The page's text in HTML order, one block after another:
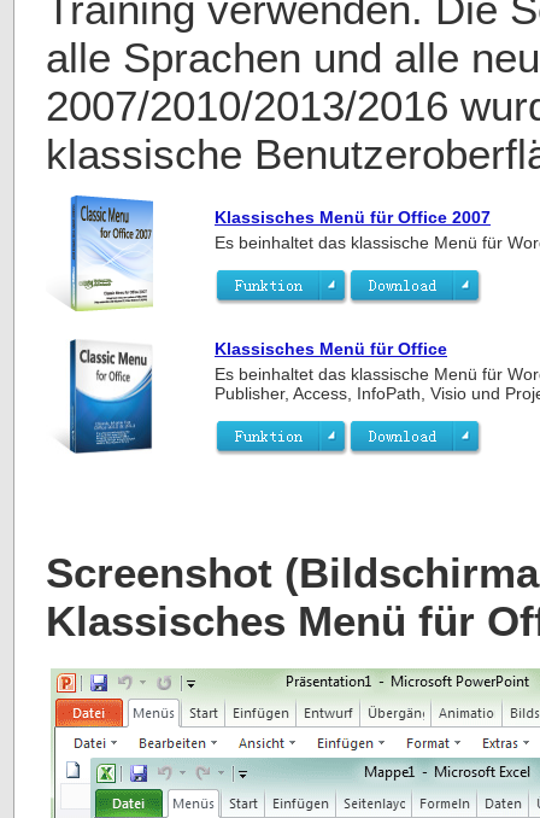
alle Sprachen und alle
2007/2010/2013/2016
klassische
Klassisches Menü für Office 2007
Es beinhaltet das klassische Menü für
Klassisches Menü für Office
Es beinhaltet das klassische Menü für
Publisher, Access, InfoPath, Visio und
Screenshot
Klassisches Menü für